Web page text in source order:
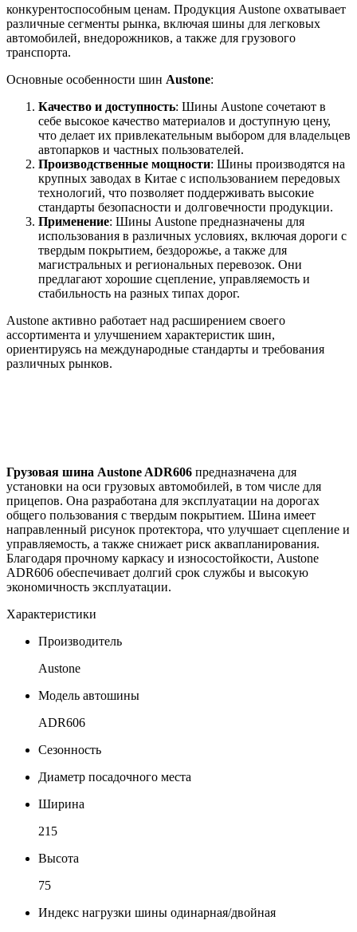
конкурентоспособным ценам. Продукция Austone охватывает
различные сегменты рынка, включая шины для легковых
автомобилей, внедорожников, а также для грузового
транспорта.
Основные особенности шин Austone:
Качество и доступность: Шины Austone сочетают в
себе высокое качество материалов и доступную цену,
что делает их привлекательным выбором для владельцев
автопарков и частных пользователей.
Производственные мощности: Шины производятся на
крупных заводах в Китае с использованием передовых
технологий, что позволяет поддерживать высокие
стандарты безопасности и долговечности продукции.
Применение: Шины Austone предназначены для
использования в различных условиях, включая дороги с
твердым покрытием, бездорожье, а также для
магистральных и региональных перевозок. Они
предлагают хорошие сцепление, управляемость и
стабильность на разных типах дорог.
Austone активно работает над расширением своего
ассортимента и улучшением характеристик шин,
ориентируясь на международные стандарты и требования
различных рынков.
Грузовая шина Austone ADR606 предназначена для
установки на оси грузовых автомобилей, в том числе для
прицепов. Она разработана для эксплуатации на дорогах
общего пользования с твердым покрытием. Шина имеет
направленный рисунок протектора, что улучшает сцепление и
управляемость, а также снижает риск аквапланирования.
Благодаря прочному каркасу и износостойкости, Austone
ADR606 обеспечивает долгий срок службы и высокую
экономичность эксплуатации.
Характеристики
Производитель
Austone
Модель автошины
ADR606
Сезонность
Диаметр посадочного места
Ширина
215
Высота
75
Индекс нагрузки шины одинарная/двойная